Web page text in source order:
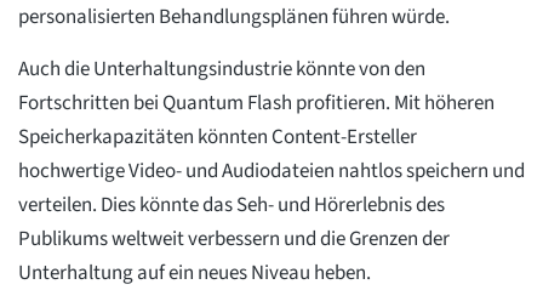
personalisierten Behandlungsplänen führen würde.
Auch die Unterhaltungsindustrie könnte von den
Fortschritten bei Quantum Flash profitieren. Mit höheren
Speicherkapazitäten könnten Content-Ersteller
hochwertige Video- und Audiodateien nahtlos speichern und
verteilen. Dies könnte das Seh- und Hörerlebnis des
Publikums weltweit verbessern und die Grenzen der
Unterhaltung auf ein neues Niveau heben.